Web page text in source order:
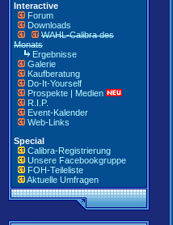
Interactive
Forum
Downloads
WAHL-Calibra des
Monats
Ergebnisse
Galerie
Kaufberatung
Do-It-Yourself
Prospekte | Medien
R.I.P.
Event-Kalender
Web-Links
Special
Calibra-Registrierung
Unsere Facebookgruppe
FOH-Teileliste
Aktuelle Umfragen